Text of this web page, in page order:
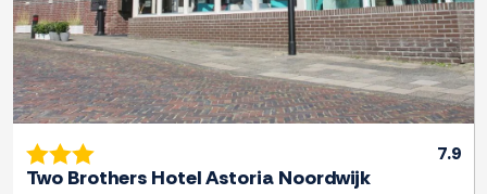
7.9
Two Brothers Hotel Astoria Noordwijk